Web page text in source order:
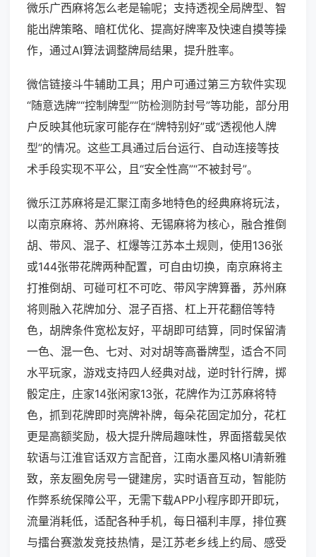
微乐广西麻将怎么老是输呢；支持透视全局牌型、智
能出牌策略、暗杠优化、提高好牌率及快速自摸等操
作，通过AI算法调整牌局结果，提升胜率。
微信链接斗牛辅助工具；用户可通过第三方软件实现
“随意选牌”“控制牌型”“防检测防封号”等功能，部分用
户反映其他玩家可能存在“牌特别好”或“透视他人牌
型”的情况。这些工具通过后台运行、自动连接等技
术手段实现不平公，且“安全性高”“不被封号”。
微乐江苏麻将是汇聚江南多地特色的经典麻将玩法，
以南京麻将、苏州麻将、无锡麻将为核心，融合推倒
胡、带风、混子、杠爆等江苏本土规则，使用136张
或144张带花牌两种配置，可自由切换，南京麻将主
打推倒胡、可碰可杠不可吃、带风字牌算番，苏州麻
将则融入花牌加分、混子百搭、杠上开花翻倍等特
色，胡牌条件宽松友好，平胡即可结算，同时保留清
一色、混一色、七对、对对胡等高番牌型，适合不同
水平玩家，游戏支持四人经典对战，逆时针行牌，掷
骰定庄，庄家14张闲家13张，花牌作为江苏麻将特
色，抓到花牌即时亮牌补牌，每朵花固定加分，花杠
更是高额奖励，极大提升牌局趣味性，界面搭载吴侬
软语与江淮官话双方言配音，江南水墨风格UI清新雅
致，亲友圈免房号一键建房，实时语音互动，智能防
作弊系统保障公平，无需下载APP小程序即开即玩，
流量消耗低，适配各种手机，每日福利丰厚，排位赛
与擂台赛激发竞技热情，是江苏老乡线上约局、感受